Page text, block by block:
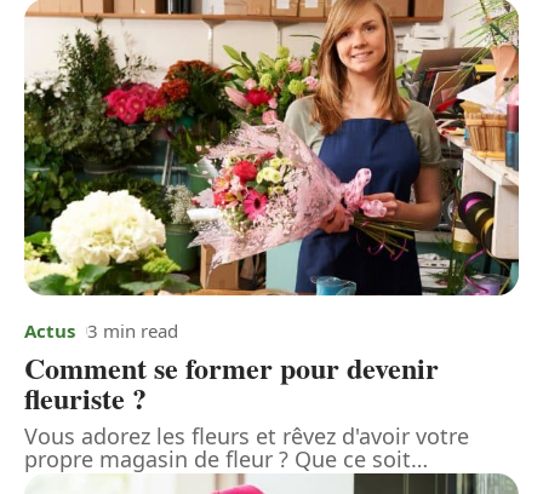
Actus 3 min read
Comment se former pour devenir
fleuriste ?
Vous adorez les fleurs et rêvez d'avoir votre
propre magasin de fleur ? Que ce soit…